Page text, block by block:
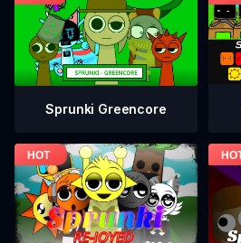
Sprunki Greencore